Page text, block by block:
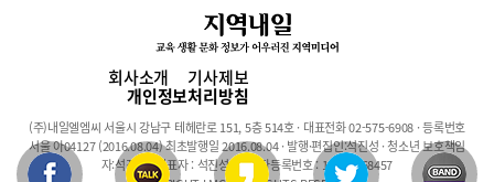
회사소개 기사제보
개인정보처리방침
(주)내일엘엠씨 서울시 강남구 테헤란로 151, 5층 514호 · 대표전화 02-575-6908 · 등록번호
서울 아04127 (2016.08.04) 최초발행일 2016.08.04 · 발행·편집인:석진성 · 청소년 보호책임
자:석진성 · 대표자 : 석진성 · 사업자등록번호 : 101-86-68457